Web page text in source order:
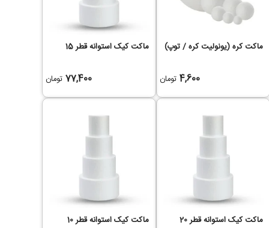
ماکت کره (یونولیت کره / توپ)
4,600 تومان
ماکت کیک استوانه قطر 15
77,400 تومان
ماکت کیک استوانه قطر 20 ماکت کیک استوانه قطر 10